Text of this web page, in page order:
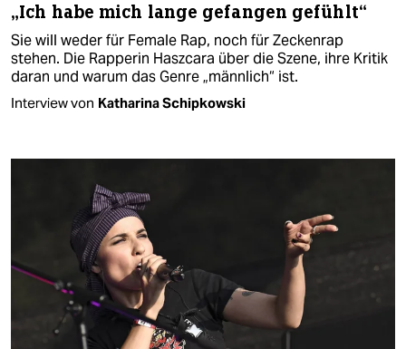
„Ich habe mich lange gefangen gefühlt“
Sie will weder für Female Rap, noch für Zeckenrap
stehen. Die Rapperin Haszcara über die Szene, ihre Kritik
daran und warum das Genre „männlich“ ist.
Interview von Katharina Schipkowski